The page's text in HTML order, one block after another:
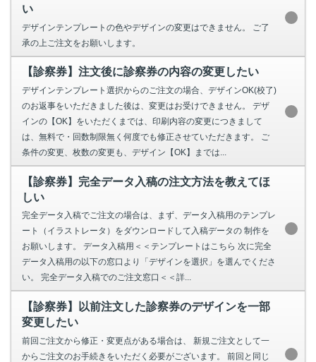
い
デザインテンプレートの色やデザインの変更はできません。 ご了
承の上ご注文をお願いします。
【診察券】注文後に診察券の内容の変更したい
デザインテンプレート選択からのご注文の場合、デザインOK(校了)
のお返事をいただきました後は、変更はお受けできません。 デザ
インの【OK】をいただくまでは、印刷内容の変更につきまして
は、無料で・回数制限無く何度でも修正させていただきます。 ご
条件の変更、枚数の変更も、デザイン【OK】までは...
【診察券】完全データ入稿の注文方法を教えてほ
しい
完全データ入稿でご注文の場合は、まず、データ入稿用のテンプレ
ート（イラストレータ）をダウンロードして入稿データの 制作を
お願いします。 データ入稿用＜＜テンプレートはこちら 次に完全
データ入稿用の以下の窓口より「デザインを選択」を選んでくださ
い。 完全データ入稿でのご注文窓口＜＜詳...
【診察券】以前注文した診察券のデザインを一部
変更したい
前回ご注文から修正・変更点がある場合は、 新規ご注文として一
からご注文のお手続きをいただく必要がございます。 前回と同じ